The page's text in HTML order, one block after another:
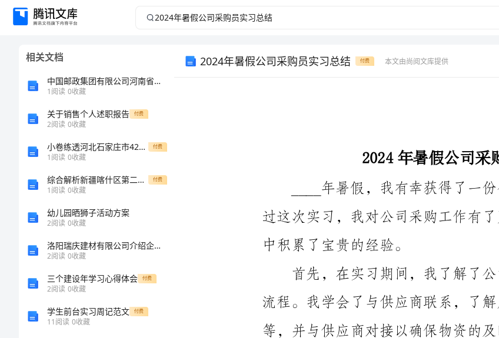
2024
相关文档
中国邮政集团有限公司河南省灵宝市函谷关邮政所介绍企业发展分析报告
1阅读 0收藏
关于销售个人述职报告 付费
2阅读 0收藏
小卷练透河北石家庄市42中数学七年级上册第四单元几何图形初步专项训练试卷（详解版） 付费
1阅读 0收藏
综合解析新疆喀什区第二中学数学七年级上册第四单元几何图形初步达标测试练习题（解析版） 付费
1阅读 0收藏
幼儿园晒狮子活动方案
2阅读 0收藏
洛阳瑞庆建材有限公司介绍企业发展分析报告
2阅读 0收藏
三个建设年学习心得体会 付费
2阅读 0收藏
学生前台实习周记范文 付费
11阅读 0收藏
2024年暑假公司采购员实习总结 付费 本文由尚阅文库提供
中积累了宝贵的经验。